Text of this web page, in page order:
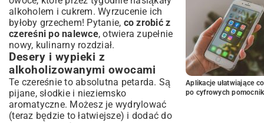
alkoholem i cukrem. Wyrzucenie ich
byłoby grzechem! Pytanie, co zrobić z
czereśni po nalewce, otwiera zupełnie
nowy, kulinarny rozdział.
Desery i wypieki z
alkoholizowanymi owocami
Te czereśnie to absolutna petarda. Są
pijane, słodkie i nieziemsko
aromatyczne. Możesz je wydrylować
(teraz będzie to łatwiejsze) i dodać do
Aplikacje ułatwiające
po cyfrowych